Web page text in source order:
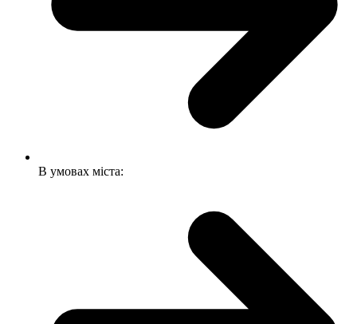
В умовах міста: